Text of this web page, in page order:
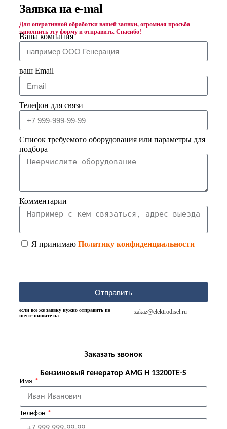
Заявка на e-mal
Для оперативной обработки вашей заявки, огромная просьба
заполнить эту форму и отправить. Спасибо!
Ваша компания
ваш Email
Телефон для связи
Список требуемого оборудования или параметры для
подбора
Комментарии
Я принимаю Политику конфиденциальности
Отправить
если все же заявку нужно отправить по
почте пишите на
zakaz@elektrodisel.ru
Заказать звонок
Бензиновый генератор AMG H 13200TE-S
Имя
Телефон